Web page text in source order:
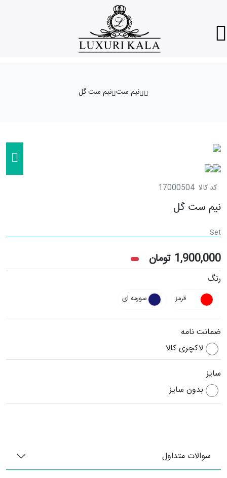
نیم ست نیم ست گل
کد کالا 17000504
نیم ست گل
Set
1,900,000 تومان
رنگ
قرمز سورمه ای
ضمانت نامه
لاکچری کالا
سایز
بدون سایز
سوالات متداول